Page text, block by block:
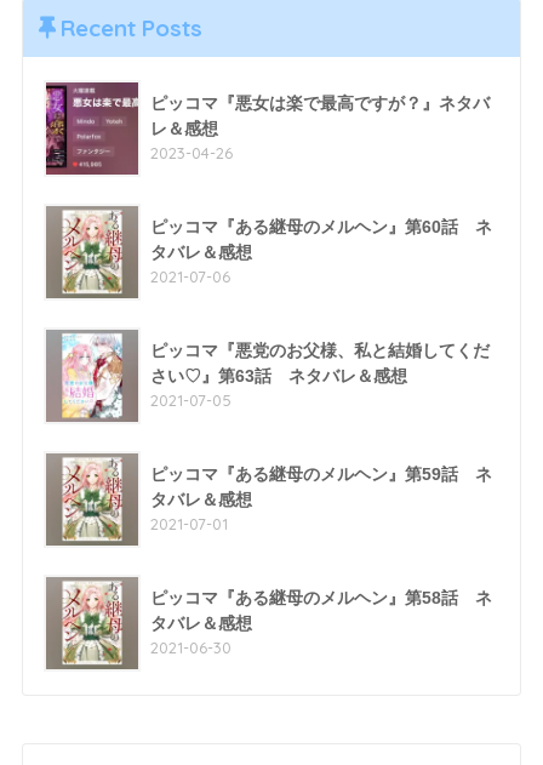
Recent Posts
ピッコマ『悪女は楽で最高ですが？』ネタバ
レ＆感想
2023-04-26
ピッコマ『ある継母のメルヘン』第60話 ネ
タバレ＆感想
2021-07-06
ピッコマ『悪党のお父様、私と結婚してくだ
さい♡』第63話 ネタバレ＆感想
2021-07-05
ピッコマ『ある継母のメルヘン』第59話 ネ
タバレ＆感想
2021-07-01
ピッコマ『ある継母のメルヘン』第58話 ネ
タバレ＆感想
2021-06-30